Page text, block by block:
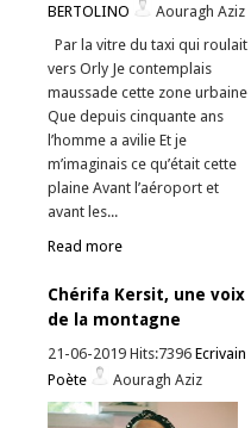
BERTOLINO
Aouragh Aziz
Par la vitre du taxi qui roulait
vers Orly Je contemplais
maussade cette zone urbaine
Que depuis cinquante ans
l’homme a avilie Et je
m’imaginais ce qu’était cette
plaine Avant l’aéroport et
avant les...
Read more
Chérifa Kersit, une voix
de la montagne
21-06-2019 Hits:7396 Ecrivain
Poète
Aouragh Aziz